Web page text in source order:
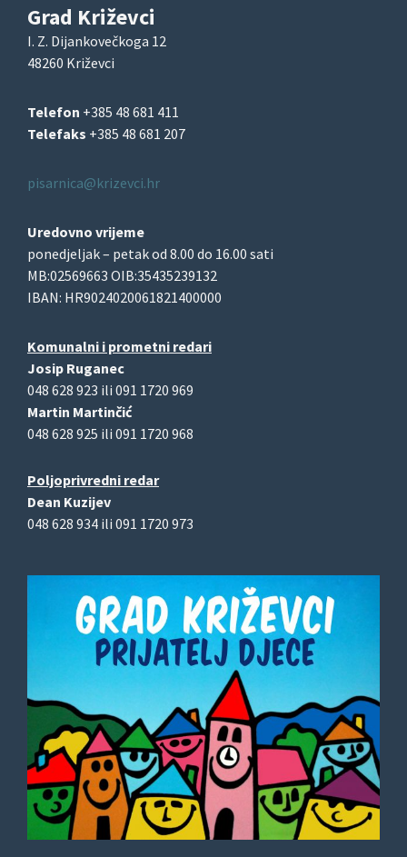
Grad Križevci
I. Z. Dijankovečkoga 12
48260 Križevci
Telefon +385 48 681 411
Telefaks +385 48 681 207
pisarnica@krizevci.hr
Uredovno vrijeme
ponedjeljak – petak od 8.00 do 16.00 sati
MB:02569663 OIB:35435239132
IBAN: HR9024020061821400000
Komunalni i prometni redari
Josip Ruganec
048 628 923 ili 091 1720 969
Martin Martinčić
048 628 925 ili 091 1720 968
Poljoprivredni redar
Dean Kuzijev
048 628 934 ili 091 1720 973